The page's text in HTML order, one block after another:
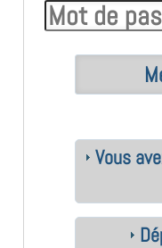
Vous